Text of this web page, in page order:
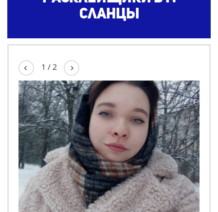
Сланцы
1 /2